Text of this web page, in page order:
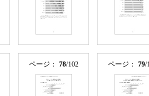
ページ： 78/102 ページ： 79/